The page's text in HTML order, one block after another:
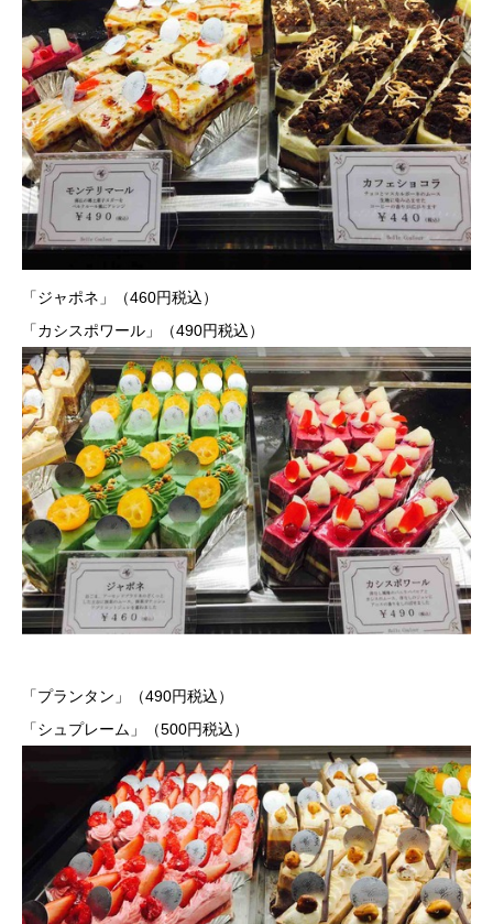
「ジャポネ」（460円税込）
「カシスポワール」（490円税込）
「プランタン」（490円税込）
「シュプレーム」（500円税込）